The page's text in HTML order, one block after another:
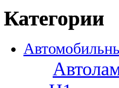
Категории